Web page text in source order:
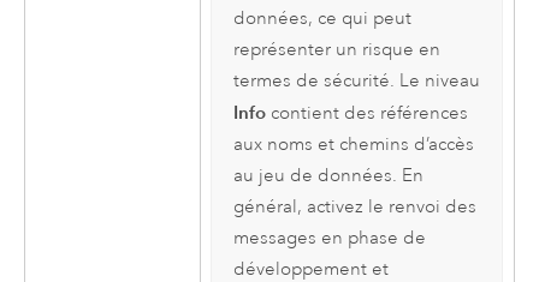
données, ce qui peut
représenter un risque en
termes de sécurité. Le niveau
Infocontient des références
aux noms et chemins d’accès
au jeu de données. En
général, activez le renvoi des
messages en phase de
développement et